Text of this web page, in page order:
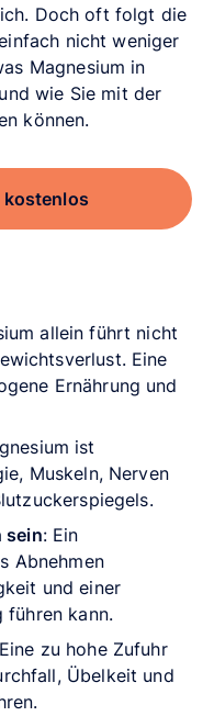
Doch oft folgt die
nicht weniger
Magnesium in
wie Sie mit der
können.
kostenlos
allein führt nicht
Eine
Ernährung und
ist
Muskeln, Nerven
sein: Ein
Abnehmen
und einer
führen kann.
zu hohe Zufuhr
Übelkeit und